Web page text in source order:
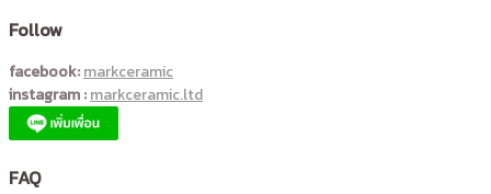
Follow
facebook:markceramic
instagram :markceramic.ltd
FAQ